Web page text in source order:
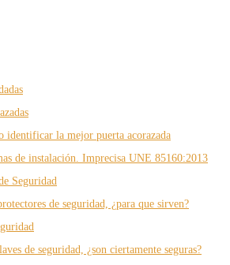
identificar la mejor puerta acorazada
de instalación. Imprecisa UNE 85160:2013
Seguridad
de seguridad, ¿para que sirven?
de seguridad, ¿son ciertamente seguras?